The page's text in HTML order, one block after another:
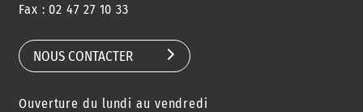
Fax : 02 47 27 10 33
NOUS CONTACTER
Ouverture du lundi au vendredi